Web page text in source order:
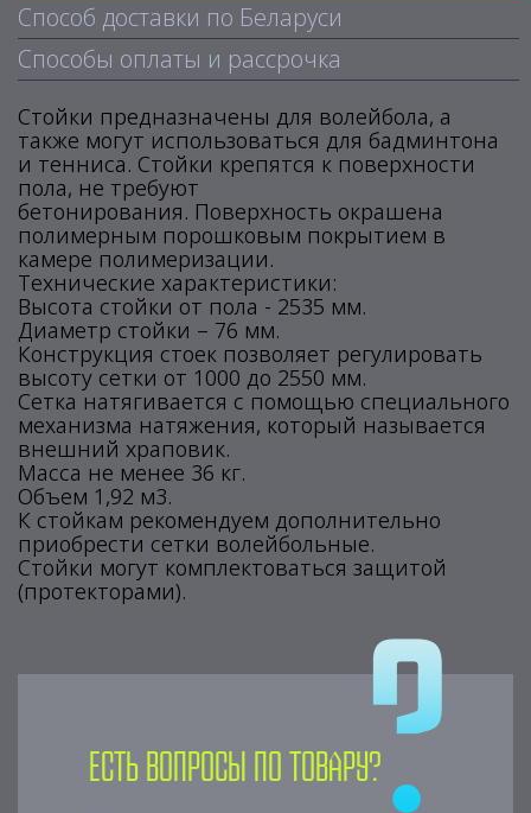
Способ доставки по Беларуси
Способы оплаты и рассрочка
Стойки предназначены для волейбола, а
также могут использоваться для бадминтона
и тенниса. Стойки крепятся к поверхности
пола, не требуют
бетонирования. Поверхность окрашена
полимерным порошковым покрытием в
камере полимеризации.
Технические характеристики:
Высота стойки от пола - 2535 мм.
Диаметр стойки – 76 мм.
Конструкция стоек позволяет регулировать
высоту сетки от 1000 до 2550 мм.
Сетка натягивается с помощью специального
механизма натяжения, который называется
внешний храповик.
Масса не менее 36 кг.
Объем 1,92 м3.
К стойкам рекомендуем дополнительно
приобрести сетки волейбольные.
Стойки могут комплектоваться защитой
(протекторами).
Есть вопросы по товару?